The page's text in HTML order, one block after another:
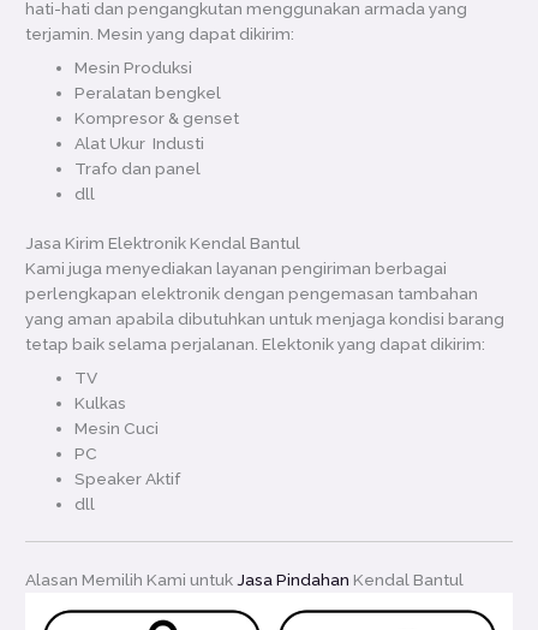
hati-hati dan pengangkutan menggunakan armada yang
terjamin. Mesin yang dapat dikirim:
Mesin Produksi
Peralatan bengkel
Kompresor & genset
Alat Ukur Industi
Trafo dan panel
dll
Jasa Kirim Elektronik Kendal Bantul
Kami juga menyediakan layanan pengiriman berbagai
perlengkapan elektronik dengan pengemasan tambahan
yang aman apabila dibutuhkan untuk menjaga kondisi barang
tetap baik selama perjalanan. Elektonik yang dapat dikirim:
TV
Kulkas
Mesin Cuci
PC
Speaker Aktif
dll
Alasan Memilih Kami untuk Jasa Pindahan Kendal Bantul